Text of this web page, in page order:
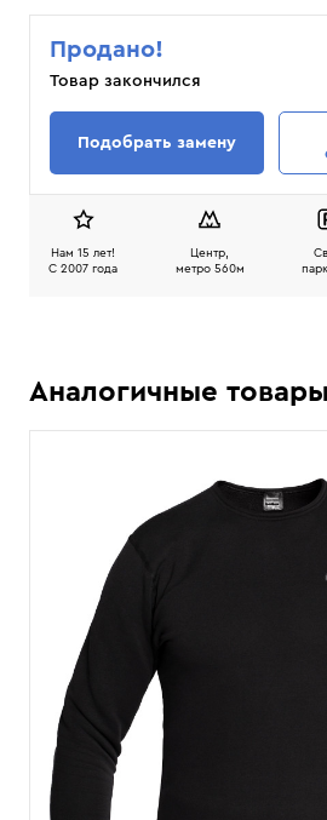
Продано!
Товар закончился
Подобрать замену
Нам 15 лет!
C 2007 года
Центр,
метро 560м
Аналогичные